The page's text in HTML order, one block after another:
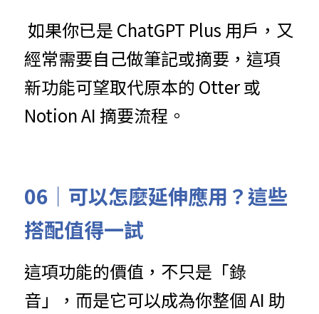
經常需要自己做筆記或摘要，這項
新功能可望取代原本的 Otter 或
Notion AI 摘要流程。
06｜可以怎麼延伸應用？這些
搭配值得一試
這項功能的價值，不只是「錄
音」，而是它可以成為你整個 AI 助